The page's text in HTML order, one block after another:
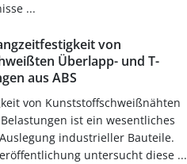
...
von
Überlapp- und T-
aus ABS
von Kunststoffschweißnähten
ist ein wesentliches
industrieller Bauteile.
untersucht diese ...